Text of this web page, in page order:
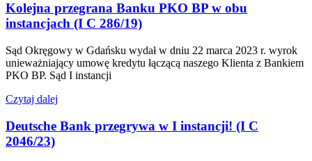
Kolejna przegrana Banku PKO BP w obu
instancjach (I C 286/19)
Sąd Okręgowy w Gdańsku wydał w dniu 22 marca 2023 r. wyrok
unieważniający umowę kredytu łączącą naszego Klienta z Bankiem
PKO BP. Sąd I instancji
Czytaj dalej
Deutsche Bank przegrywa w I instancji! (I C
2046/23)